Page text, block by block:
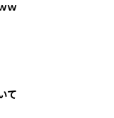
ｗ
て